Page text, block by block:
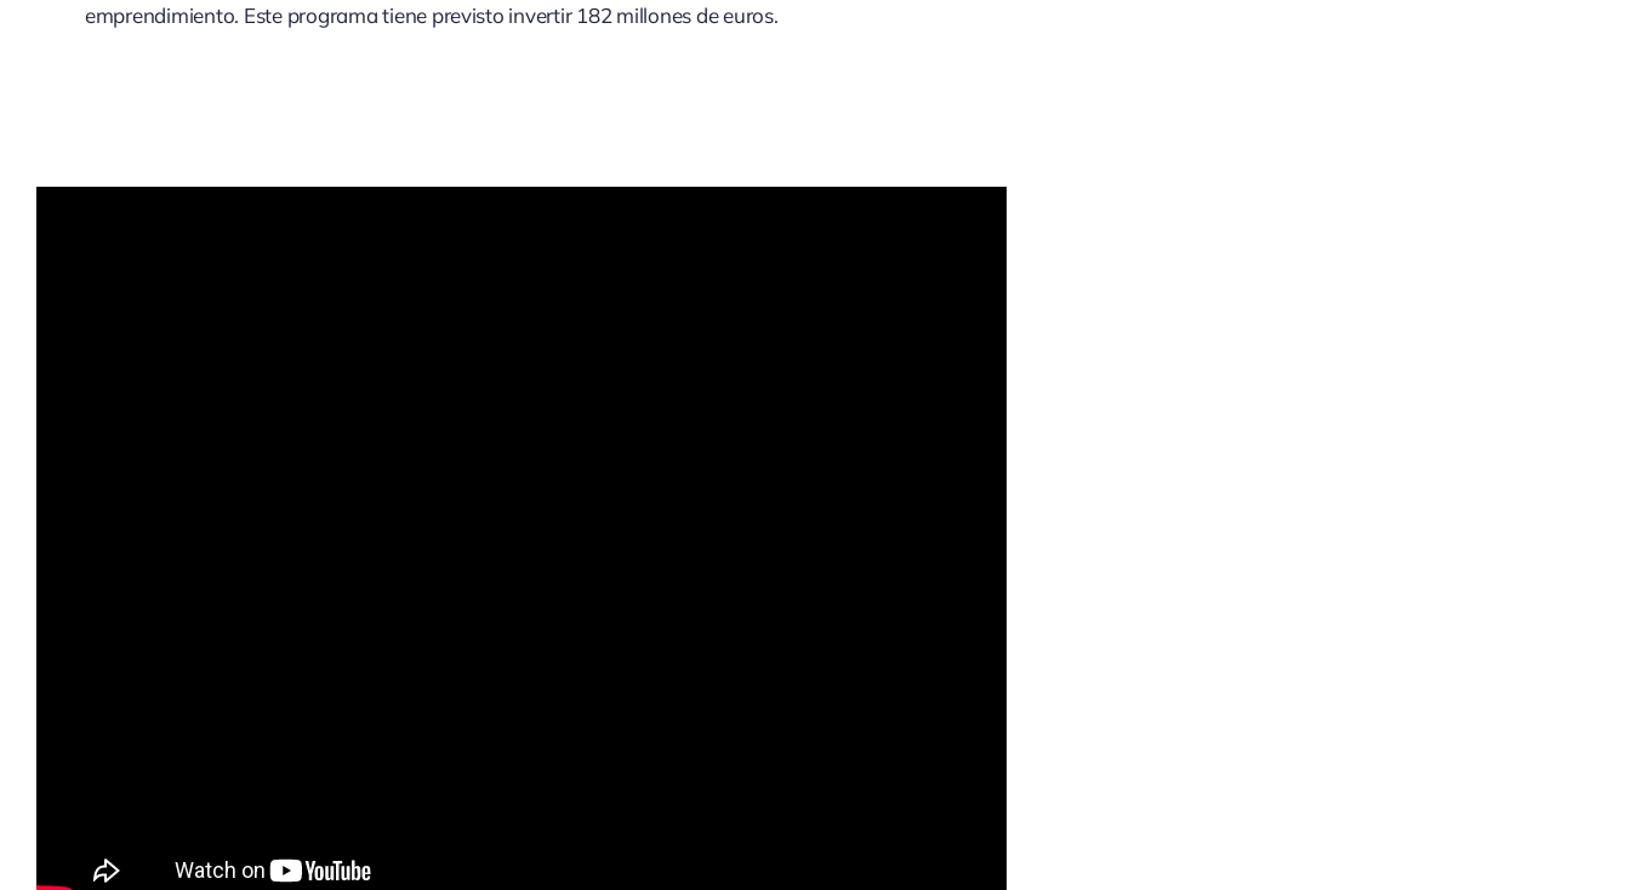
emprendimiento. Este programa tiene previsto invertir 182 millones de euros.